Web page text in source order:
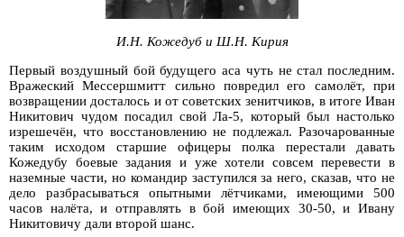
И.Н. Кожедуб и Ш.Н. Кирия
Первый воздушный бой будущего аса чуть не стал последним.
Вражеский Мессершмитт сильно повредил его самолёт, при
возвращении досталось и от советских зенитчиков, в итоге Иван
Никитович чудом посадил свой Ла-5, который был настолько
изрешечён, что восстановлению не подлежал. Разочарованные
таким исходом старшие офицеры полка перестали давать
Кожедубу боевые задания и уже хотели совсем перевести в
наземные части, но командир заступился за него, сказав, что не
дело разбрасываться опытными лётчиками, имеющими 500
часов налёта, и отправлять в бой имеющих 30-50, и Ивану
Никитовичу дали второй шанс.